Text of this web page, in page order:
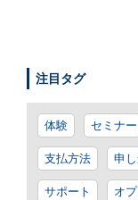
注目タグ
体験 セミナー
支払方法 申
サポート オ